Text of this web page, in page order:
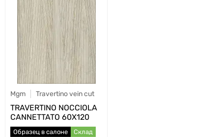
Mgm Travertino vein cut
TRAVERTINO NOCCIOLA
CANNETTATO 60X120
Образец в салоне Склад